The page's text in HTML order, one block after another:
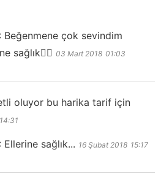
: Beğenmene çok sevindim
sağlık👍🏻 03 Mart 2018 01:03
oluyor bu harika tarif için
14:31
: Ellerine sağlık... 16 Şubat 2018 15:17